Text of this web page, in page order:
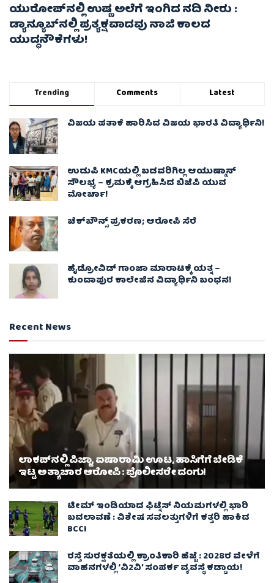
ಯುರೋಪ್‌ನಲ್ಲಿ ಉಷ್ಣ ಅಲೆಗೆ ಇಂಗಿದ ನದಿ ನೀರು :
ಡ್ಯಾನ್ಯೂಬ್‌ನಲ್ಲಿ ಪ್ರತ್ಯಕ್ಷವಾದವು ನಾಜಿ ಕಾಲದ
ಯುದ್ಧನೌಕೆಗಳು!
Trending Comments Latest
ವಿಜಯ ಪತಾಕೆ ಹಾರಿಸಿದ ವಿಜಯ ಭಾರತಿ ವಿದ್ಯಾರ್ಥಿನಿ!
ಉಡುಪಿ KMCಯಲ್ಲಿ ಬಡವರಿಗಿಲ್ಲ ಆಯುಷ್ಮಾನ್
ಸೌಲಭ್ಯ – ಕ್ರಮಕ್ಕೆ ಆಗ್ರಹಿಸಿದ ಬಿಜೆಪಿ ಯುವ
ಮೋರ್ಚಾ!
ಚೆಕ್​ಬೌನ್ಸ್​ ಪ್ರಕರಣ; ಆರೋಪಿ ಸೆರೆ
ಹೈಡ್ರೋವಿಡ್ ಗಾಂಜಾ ಮಾರಾಟಕ್ಕೆ ಯತ್ನ –
ಕುಂದಾಪುರ ಕಾಲೇಜಿನ ವಿದ್ಯಾರ್ಥಿನಿ ಬಂಧನ!
Recent News
ಲಾಕಪ್‌ನಲ್ಲಿ ಪಿಜ್ಜಾ, ಐಷಾರಾಮಿ ಊಟ, ಹಾಸಿಗೆಗೆ ಬೇಡಿಕೆ
ಇಟ್ಟ ಅತ್ಯಾಚಾರ ಆರೋಪಿ : ಪೊಲೀಸರೇ ದಂಗು!
ಟೀಮ್ ಇಂಡಿಯಾದ ಫಿಟ್ನೆಸ್ ನಿಯಮಗಳಲ್ಲಿ ಭಾರಿ
ಬದಲಾವಣೆ : ವಿಶೇಷ ಸವಲತ್ತುಗಳಿಗೆ ಕತ್ತರಿ ಹಾಕಿದ
BCCI
ರಸ್ತೆ ಸುರಕ್ಷತೆಯಲ್ಲಿ ಕ್ರಾಂತಿಕಾರಿ ಹೆಜ್ಜೆ : 2028ರ ವೇಳೆಗೆ
ವಾಹನಗಳಲ್ಲಿ ‘ವಿ2ವಿ’ ಸಂಪರ್ಕ ವ್ಯವಸ್ಥೆ ಕಡ್ಡಾಯ!